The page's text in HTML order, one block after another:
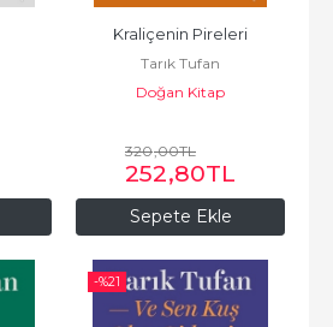
Sepete Ekle
Kraliçenin Pireleri
Tarık Tufan
Doğan Kitap
320,00TL
252,80TL
-%21